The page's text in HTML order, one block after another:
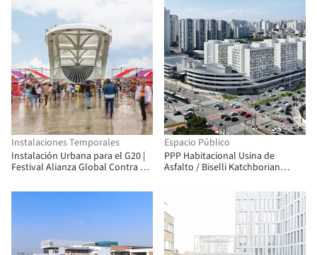
Instalaciones Temporales
Instalación Urbana para el G20 |
Festival Alianza Global Contra el
Chão
Espacio Público
PPP Habitacional Usina de
Asfalto / Biselli Katchborian